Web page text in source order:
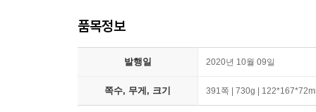
품목정보
발행일 2020년 10월 09일
쪽수, 무게, 크기 391쪽 | 730g |